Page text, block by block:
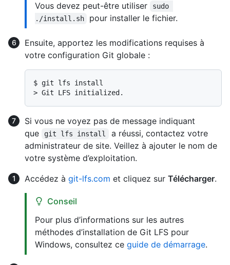
Vous devez peut-être utiliser
sudo
./install.sh
pour installer le fichier.
Ensuite, apportez les modifications requises à
votre configuration Git globale :
$ git lfs install
> Git LFS initialized.
Si vous ne voyez pas de message indiquant
que
git lfs install
a réussi, contactez votre
administrateur de site. Veillez à ajouter le nom de
votre système d’exploitation.
Accédez à git-lfs.com et cliquez sur Télécharger.
Conseil
Pour plus d’informations sur les autres
méthodes d’installation de Git LFS pour
Windows, consultez ce guide de démarrage.